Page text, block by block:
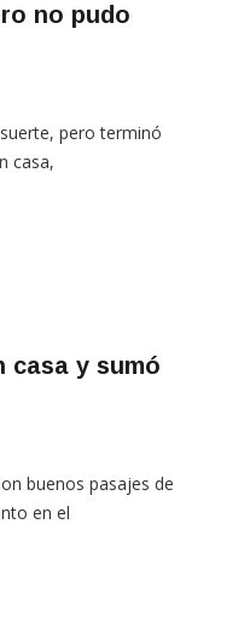
no pudo
pero terminó
casa,
casa y sumó
buenos pasajes de
en el